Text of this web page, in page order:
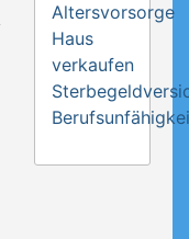
Altersvorsorge
Haus
verkaufen